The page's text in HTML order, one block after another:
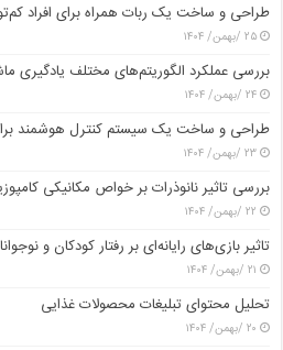
طراحی و ساخت یک ربات همراه برای افراد
۲۵ /بهمن/ ۱۴۰۴
بررسی عملکرد الگوریتم‌های مختلف
۲۴ /بهمن/ ۱۴۰۴
طراحی و ساخت یک سیستم کنترل هوشمند
۲۳ /بهمن/ ۱۴۰۴
بررسی تاثیر نانوذرات بر خواص مکانیکی
۲۲ /بهمن/ ۱۴۰۴
تاثیر بازی‌های رایانه‌ای بر رفتار کودکان و
۲۱ /بهمن/ ۱۴۰۴
تحلیل محتوای تبلیغات محصولات غذایی
۲۰ /بهمن/ ۱۴۰۴